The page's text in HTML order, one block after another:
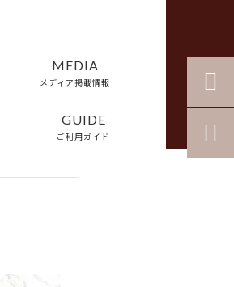
MEDIA
メディア掲載情報
GUIDE
ご利用ガイド

